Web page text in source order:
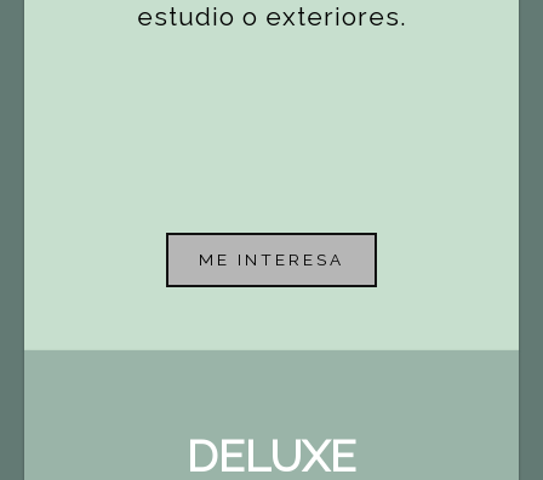
estudio o exteriores.
ME INTERESA
DELUXE